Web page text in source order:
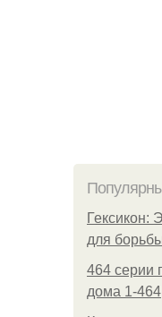
Гексикон:
для
464 серии
дома 1-464